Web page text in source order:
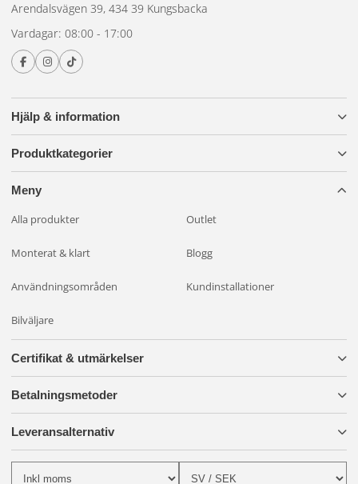
Hjälp & information
Produktkategorier
Meny
Alla produkter Outlet
Monterat & klart Blogg
Användningsområden Kundinstallationer
Bilväljare
Arendalsvägen 39, 434 39 Kungsbacka
Vardagar: 08:00 - 17:00
Certifikat & utmärkelser
Betalningsmetoder
Leveransalternativ